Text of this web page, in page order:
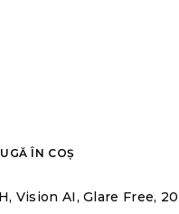
ÎN COȘ
Vision AI, Glare Free,